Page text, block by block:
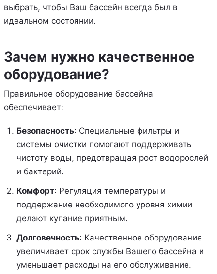
выбрать, чтобы Ваш бассейн всегда был в
идеальном состоянии.
Зачем нужно качественное
оборудование?
Правильное оборудование бассейна
обеспечивает:
Безопасность: Специальные фильтры и
системы очистки помогают поддерживать
чистоту воды, предотвращая рост водорослей
и бактерий.
Комфорт: Регуляция температуры и
поддержание необходимого уровня химии
делают купание приятным.
Долговечность: Качественное оборудование
увеличивает срок службы Вашего бассейна и
уменьшает расходы на его обслуживание.